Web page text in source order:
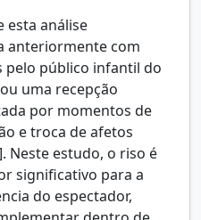
esta análise
anteriormente com
pelo público infantil do
uma recepção
por momentos de
e troca de afetos
Neste estudo, o riso é
significativo para a
do espectador,